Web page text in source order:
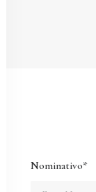
Nominativo*